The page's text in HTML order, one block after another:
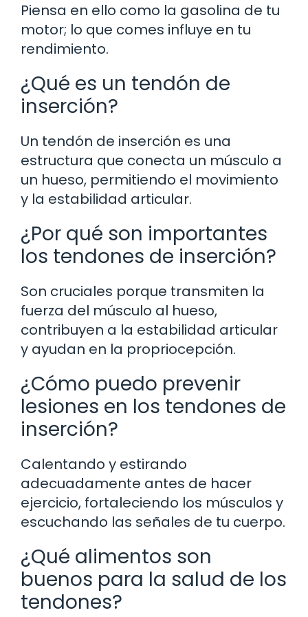
Piensa en ello como la gasolina de tu
motor; lo que comes influye en tu
rendimiento.
¿Qué es un tendón de
inserción?
Un tendón de inserción es una
estructura que conecta un músculo a
un hueso, permitiendo el movimiento
y la estabilidad articular.
¿Por qué son importantes
los tendones de inserción?
Son cruciales porque transmiten la
fuerza del músculo al hueso,
contribuyen a la estabilidad articular
y ayudan en la propriocepción.
¿Cómo puedo prevenir
lesiones en los tendones de
inserción?
Calentando y estirando
adecuadamente antes de hacer
ejercicio, fortaleciendo los músculos y
escuchando las señales de tu cuerpo.
¿Qué alimentos son
buenos para la salud de los
tendones?